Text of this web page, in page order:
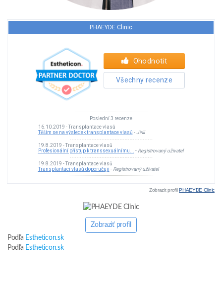
Zobrazit profilPHAEYDE Clinic
Zobraziť profil
Podľa Estheticon.sk
Podľa Estheticon.sk